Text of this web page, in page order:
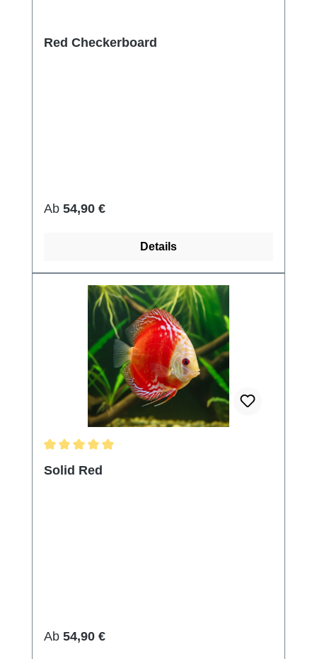
Red Checkerboard
Regulärer Preis:
Ab 54,90 €
Details
Solid Red
Regulärer Preis:
Ab 54,90 €